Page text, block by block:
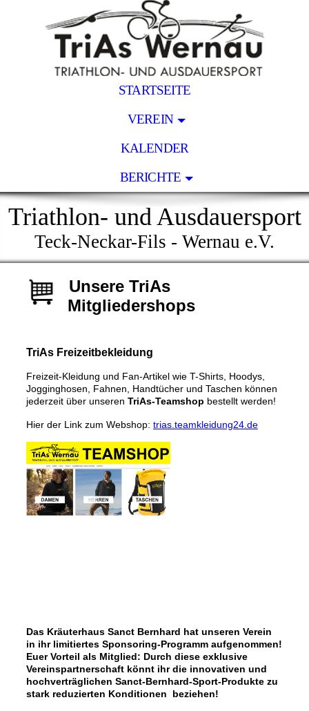
STARTSEITE
VEREIN
KALENDER
BERICHTE
Triathlon- und Ausdauersport
Teck-Neckar-Fils - Wernau e.V.
Unsere TriAs
Mitgliedershops
TriAs Freizeitbekleidung
Freizeit-Kleidung und Fan-Artikel wie T-Shirts, Hoodys,
Jogginghosen, Fahnen, Handtücher und Taschen können
jederzeit über unseren TriAs-Teamshop bestellt werden!
Hier der Link zum Webshop: trias.teamkleidung24.de
Das Kräuterhaus Sanct Bernhard hat unseren Verein
in ihr limitiertes Sponsoring-Programm aufgenommen!
Euer Vorteil als Mitglied: Durch diese exklusive
Vereinspartnerschaft könnt ihr die innovativen und
hochverträglichen Sanct-Bernhard-Sport-Produkte zu
stark reduzierten Konditionen beziehen!